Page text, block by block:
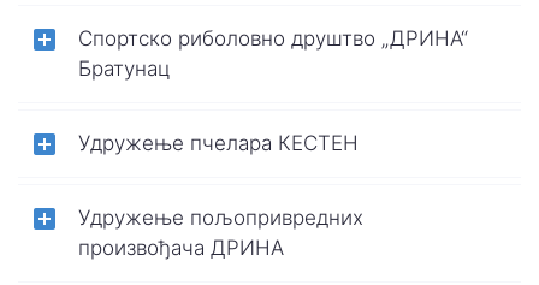
Спортско риболовно друштво „ДРИНА“
Братунац
Удружење пчелара КЕСТЕН
Удружење пољопривредних
произвођача ДРИНА